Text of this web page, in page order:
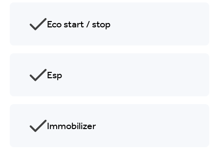
Eco start / stop
Esp
Immobilizer